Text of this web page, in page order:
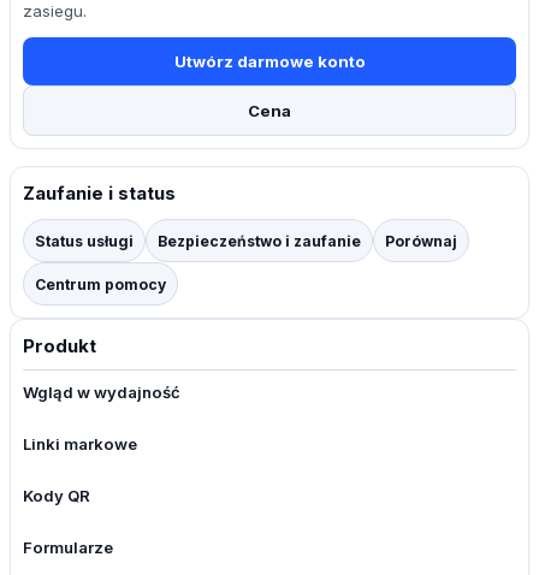
zasiegu.
Utwórz darmowe konto
Cena
Zaufanie i status
Status usługi Bezpieczeństwo i zaufanie Porównaj
Centrum pomocy
Produkt
Wgląd w wydajność
Linki markowe
Kody QR
Formularze